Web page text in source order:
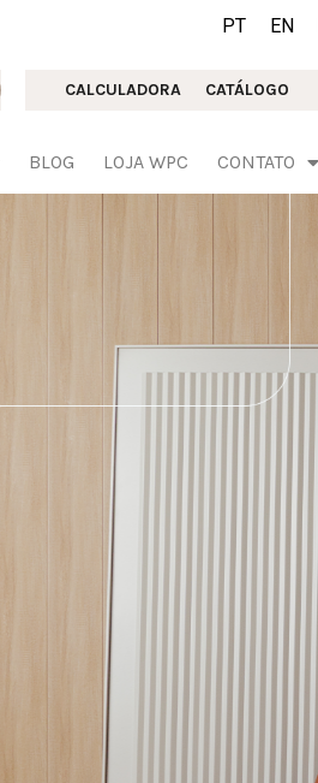
PT EN
CALCULADORA CATÁLOGO
BLOG LOJA WPC CONTATO